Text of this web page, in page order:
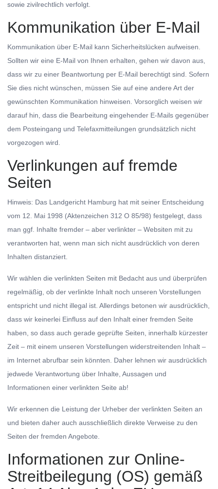
sowie zivilrechtlich verfolgt.
Kommunikation über E-Mail
Kommunikation über E-Mail kann Sicherheitslücken aufweisen.
Sollten wir eine E-Mail von Ihnen erhalten, gehen wir davon aus,
dass wir zu einer Beantwortung per E-Mail berechtigt sind. Sofern
Sie dies nicht wünschen, müssen Sie auf eine andere Art der
gewünschten Kommunikation hinweisen. Vorsorglich weisen wir
darauf hin, dass die Bearbeitung eingehender E-Mails gegenüber
dem Posteingang und Telefaxmitteilungen grundsätzlich nicht
vorgezogen wird.
Verlinkungen auf fremde
Seiten
Hinweis: Das Landgericht Hamburg hat mit seiner Entscheidung
vom 12. Mai 1998 (Aktenzeichen 312 O 85/98) festgelegt, dass
man ggf. Inhalte fremder – aber verlinkter – Websiten mit zu
verantworten hat, wenn man sich nicht ausdrücklich von deren
Inhalten distanziert.
Wir wählen die verlinkten Seiten mit Bedacht aus und überprüfen
regelmäßig, ob der verlinkte Inhalt noch unseren Vorstellungen
entspricht und nicht illegal ist. Allerdings betonen wir ausdrücklich,
dass wir keinerlei Einfluss auf den Inhalt einer fremden Seite
haben, so dass auch gerade geprüfte Seiten, innerhalb kürzester
Zeit – mit einem unseren Vorstellungen widerstreitenden Inhalt –
im Internet abrufbar sein könnten. Daher lehnen wir ausdrücklich
jedwede Verantwortung über Inhalte, Aussagen und
Informationen einer verlinkten Seite ab!
Wir erkennen die Leistung der Urheber der verlinkten Seiten an
und bieten daher auch ausschließlich direkte Verweise zu den
Seiten der fremden Angebote.
Informationen zur Online-
Streitbeilegung (OS) gemäß